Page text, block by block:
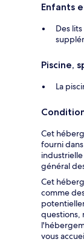
Enfants
Des
Piscine,
La
Cet
fourni
industrielle
général
Cet
comme
questions,
vous